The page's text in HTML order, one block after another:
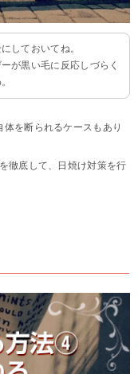
しておいてね。
が黒い毛に反応しづらく
を断られるケースもあり
徹底して、日焼け対策を行